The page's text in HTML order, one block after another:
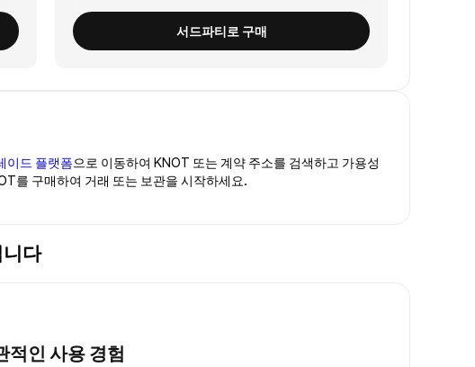
서드파티로 구매
이드 플랫폼으로 이동하여 KNOT 또는 계약 주소를 검색하고 가용성
를 구매하여 거래 또는 보관을 시작하세요.
다
적인 사용 경험